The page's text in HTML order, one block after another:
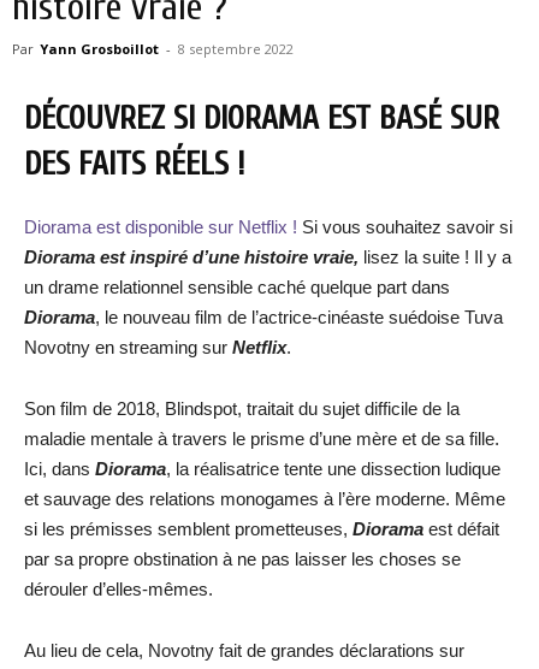
Par Yann Grosboillot - 8 septembre 2022
DÉCOUVREZ SI DIORAMA EST BASÉ SUR
DES FAITS RÉELS !
Diorama est disponible sur Netflix ! Si vous souhaitez savoir si
Diorama est inspiré d’une histoire vraie, lisez la suite ! Il y a
un drame relationnel sensible caché quelque part dans
Diorama, le nouveau film de l’actrice-cinéaste suédoise Tuva
Novotny en streaming sur Netflix.
Son film de 2018, Blindspot, traitait du sujet difficile de la
maladie mentale à travers le prisme d’une mère et de sa fille.
Ici, dans Diorama, la réalisatrice tente une dissection ludique
et sauvage des relations monogames à l’ère moderne. Même
si les prémisses semblent prometteuses, Diorama est défait
par sa propre obstination à ne pas laisser les choses se
dérouler d’elles-mêmes.
Au lieu de cela, Novotny fait de grandes déclarations sur